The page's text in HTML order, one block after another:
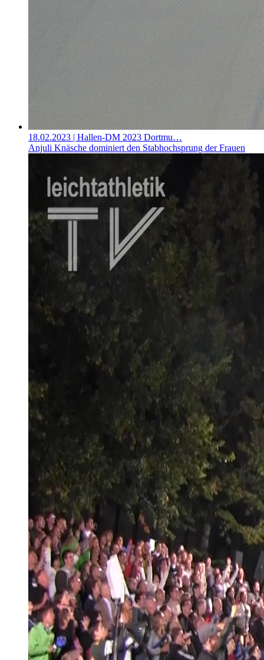
18.02.2023 | Hallen-DM 2023 Dortmu…
Anjuli Knäsche dominiert den Stabhochsprung der Frauen